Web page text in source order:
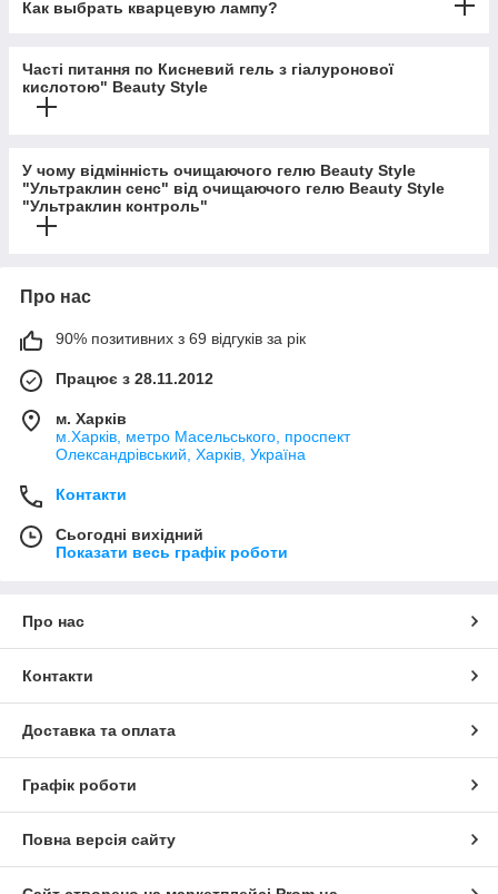
Как выбрать кварцевую лампу?
Часті питання по Кисневий гель з гіалуронової
кислотою" Beauty Style
У чому відмінність очищаючого гелю Beauty Style
"Ультраклин сенс" від очищаючого гелю Beauty Style
"Ультраклин контроль"
Про нас
90% позитивних з 69 відгуків за рік
Працює з 28.11.2012
м. Харків
м.Харків, метро Масельського, проспект
Олександрівський, Харків, Україна
Контакти
Сьогодні вихідний
Показати весь графік роботи
Про нас
Контакти
Доставка та оплата
Графік роботи
Повна версія сайту